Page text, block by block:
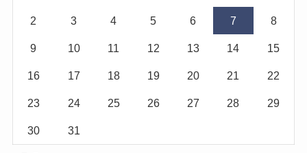
2 3 4 5 6 7 8
9 10 11 12 13 14 15
16 17 18 19 20 21 22
23 24 25 26 27 28 29
30 31